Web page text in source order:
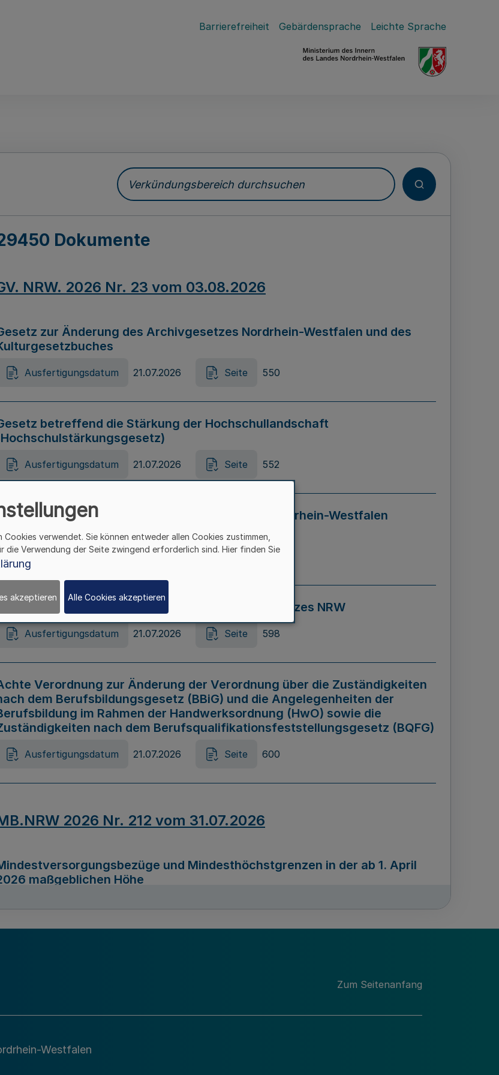
Barrierefreiheit Gebärdensprache Leichte Sprache
Verkündungsbereich durchsuchen
Dokumente
NRW. 2026 Nr. 23 vom 03.08.2026
zur Änderung des Archivgesetzes Nordrhein-Westfalen und des
Ausfertigungsdatum 21.07.2026 Seite 550
betreffend die Stärkung der Hochschullandschaft
Ausfertigungsdatum 21.07.2026 Seite 552
zur Vermeidung von Diskriminierung in Nordrhein-Westfalen
(Landesantidiskriminierungsgesetz – LADG NRW)
Ausfertigungsdatum 21.07.2026 Seite 595
Gesetz zur Änderung des Online-Casinospiel Gesetzes NRW
Ausfertigungsdatum 21.07.2026 Seite 598
Verordnung zur Änderung der Verordnung über die Zuständigkeiten
dem Berufsbildungsgesetz (BBiG) und die Angelegenheiten der
im Rahmen der Handwerksordnung (HwO) sowie die
nach dem Berufsqualifikationsfeststellungsgesetz (BQFG)
Ausfertigungsdatum 21.07.2026 Seite 600
2026 Nr. 212 vom 31.07.2026
und Mindesthöchstgrenzen in der ab 1. April
maßgeblichen Höhe
zur Durchführung des Förderprogramms „Mittelstand Innovativ &
Zum Seitenanfang
Westfalen
verwendet. Sie können entweder allen Cookies zustimmen,
die Verwendung der Seite zwingend erforderlich sind. Hier finden Sie
akzeptieren Alle Cookies akzeptieren